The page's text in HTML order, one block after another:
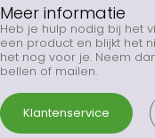
Meer informatie
Heb je hulp nodig bij het
een product en blijkt het
het nog voor je. Neem
bellen of mailen.
Klantenservice